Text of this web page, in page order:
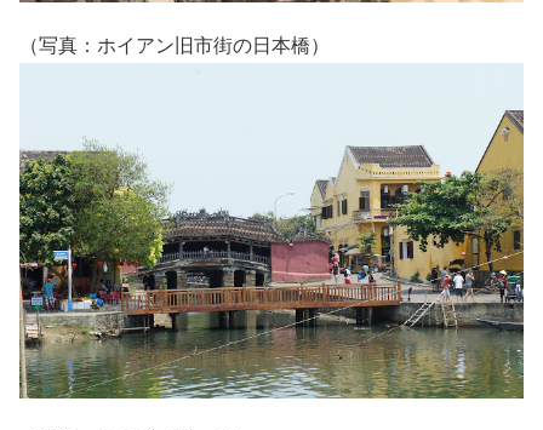
（写真：ホイアン旧市街の日本橋）